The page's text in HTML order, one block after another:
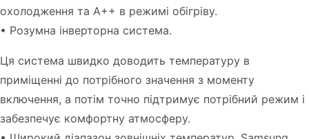
охолодження та А++ в режимі обігріву.
• Розумна інверторна система.
Ця система швидко доводить температуру в
приміщенні до потрібного значення з моменту
включення, а потім точно підтримує потрібний режим і
забезпечує комфортну атмосферу.